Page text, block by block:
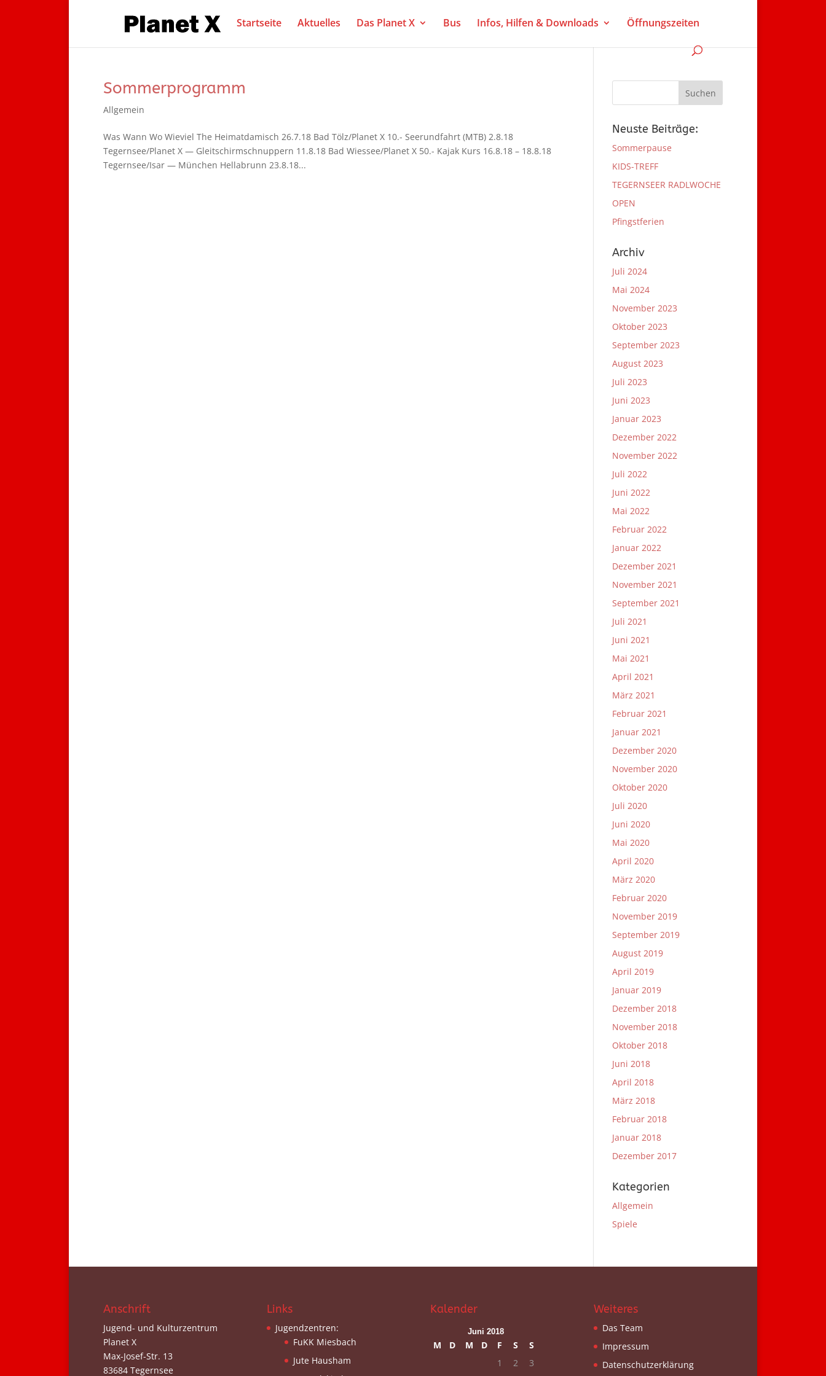
Startseite Aktuelles Das Planet X Bus Infos, Hilfen & Downloads Öffnungszeiten
Sommerprogramm
Allgemein
Was Wann Wo Wieviel The Heimatdamisch 26.7.18 Bad Tölz/Planet X 10.- Seerundfahrt (MTB) 2.8.18
Tegernsee/Planet X — Gleitschirmschnuppern 11.8.18 Bad Wiessee/Planet X 50.- Kajak Kurs 16.8.18 – 18.8.18
Tegernsee/Isar — München Hellabrunn 23.8.18...
Neuste Beiträge:
Sommerpause
KIDS-TREFF
TEGERNSEER RADLWOCHE
OPEN
Pfingstferien
Archiv
Juli 2024
Mai 2024
November 2023
Oktober 2023
September 2023
August 2023
Juli 2023
Juni 2023
Januar 2023
Dezember 2022
November 2022
Juli 2022
Juni 2022
Mai 2022
Februar 2022
Januar 2022
Dezember 2021
November 2021
September 2021
Juli 2021
Juni 2021
Mai 2021
April 2021
März 2021
Februar 2021
Januar 2021
Dezember 2020
November 2020
Oktober 2020
Juli 2020
Juni 2020
Mai 2020
April 2020
März 2020
Februar 2020
November 2019
September 2019
August 2019
April 2019
Januar 2019
Dezember 2018
November 2018
Oktober 2018
Juni 2018
April 2018
März 2018
Februar 2018
Januar 2018
Dezember 2017
Kategorien
Allgemein
Spiele
Anschrift
Jugend- und Kulturzentrum
Planet X
Max-Josef-Str. 13
83684 Tegernsee
Links
Jugendzentren:
FuKK Miesbach
Jute Hausham
Kalender
Juni 2018
M D M D F S
S
1
2
3
Weiteres
Das Team
Impressum
Datenschutzerklärung